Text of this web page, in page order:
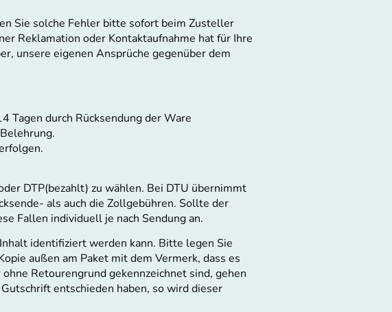
Sie solche Fehler bitte sofort beim Zusteller
Reklamation oder Kontaktaufnahme hat für Ihre
unsere eigenen Ansprüche gegenüber dem
Tagen durch Rücksendung der Ware
DTP(bezahlt) zu wählen. Bei DTU übernimmt
als auch die Zollgebühren. Sollte der
Fallen individuell je nach Sendung an.
identifiziert werden kann. Bitte legen Sie
außen am Paket mit dem Vermerk, dass es
Retourengrund gekennzeichnet sind, gehen
entschieden haben, so wird dieser